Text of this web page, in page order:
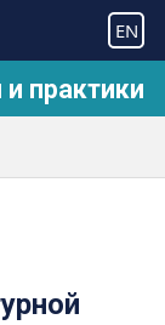
EN
практики